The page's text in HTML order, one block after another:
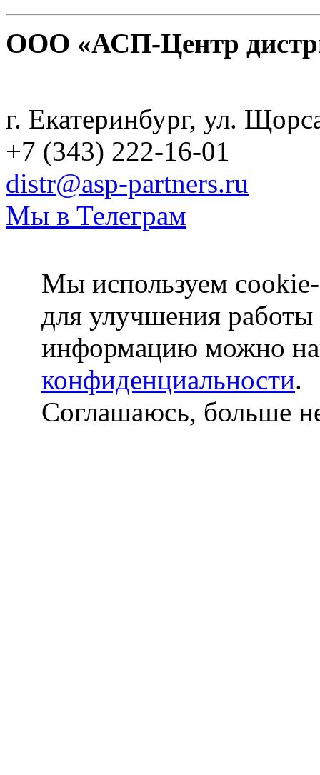
ООО «АСП-Центр
г. Екатеринбург, ул.
+7 (343) 222-16-01
distr@asp-partners.ru
Мы в Телеграм
Мы используем
для улучшения
информацию можно
конфиденциальности.
Соглашаюсь, больше